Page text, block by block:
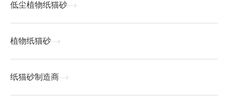
低尘植物纸猫砂
植物纸猫砂
纸猫砂制造商